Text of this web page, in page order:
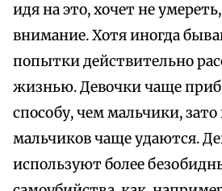
идя на это, хочет не
внимание. Хотя иногда
попытки действительно
жизнью. Девочки чаще
способу, чем мальчики,
мальчиков чаще удаются.
используют более